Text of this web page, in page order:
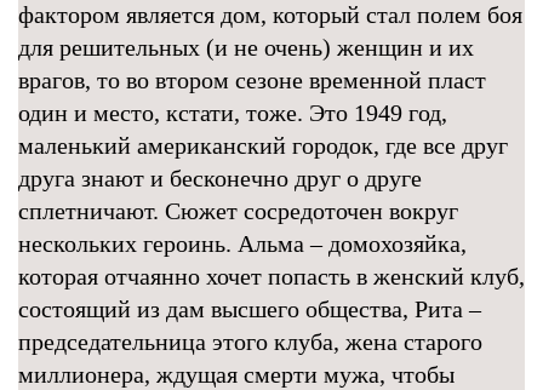
фактором является дом, который стал полем боя
для решительных (и не очень) женщин и их
врагов, то во втором сезоне временной пласт
один и место, кстати, тоже. Это 1949 год,
маленький американский городок, где все друг
друга знают и бесконечно друг о друге
сплетничают. Сюжет сосредоточен вокруг
нескольких героинь. Альма – домохозяйка,
которая отчаянно хочет попасть в женский клуб,
состоящий из дам высшего общества, Рита –
председательница этого клуба, жена старого
миллионера, ждущая смерти мужа, чтобы